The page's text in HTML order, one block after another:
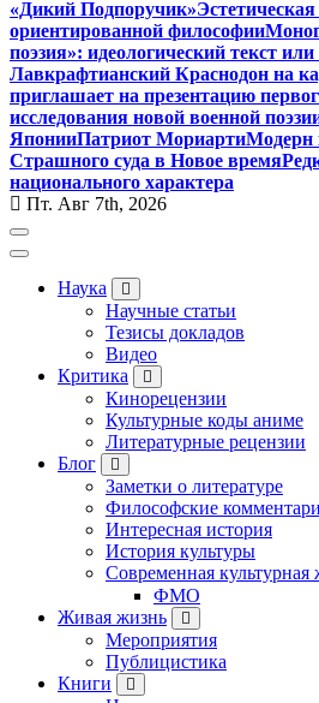
«Дикий Подпоручик»
ориентированной философии
поэзия»: идеологический текст
Лавкрафтианский Краснодон на
приглашает на презентацию
исследования новой военной
ЯпонииПатриот МориартиМодерн
Страшного суда в Новое время
национального характера
Пт. Авг 7th, 2026
Наука
Научные статьи
Тезисы докладов
Видео
Критика
Кинорецензии
Культурные коды аниме
Литературные рецензии
Блог
Заметки о литературе
Философские
Интересная история
История культуры
Современная культурная
ФМО
Живая жизнь
Мероприятия
Публицистика
Книги